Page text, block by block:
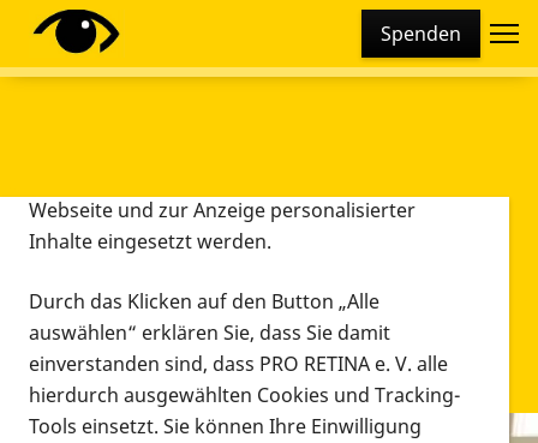
Spenden
Diese Webseite setzt verschiedene Cookies und
Tracking-Tools ein. Dies beinhaltet Cookies und
Webseite und zur Anzeige personalisierter
Inhalte eingesetzt werden.
Durch das Klicken auf den Button „Alle
auswählen“ erklären Sie, dass Sie damit
einverstanden sind, dass PRO RETINA e. V. alle
hierdurch ausgewählten Cookies und Tracking-
Tools einsetzt. Sie können Ihre Einwilligung